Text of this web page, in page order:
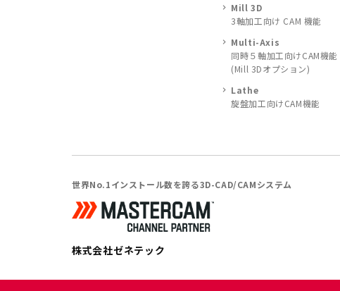
Mill 3D
3軸加工向け CAM 機能
Multi-Axis
同時５軸加工向けCAM機能
(Mill 3Dオプション)
Lathe
旋盤加工向けCAM機能
世界No.1インストール数を誇る3D-CAD/CAMシステム
株式会社ゼネテック